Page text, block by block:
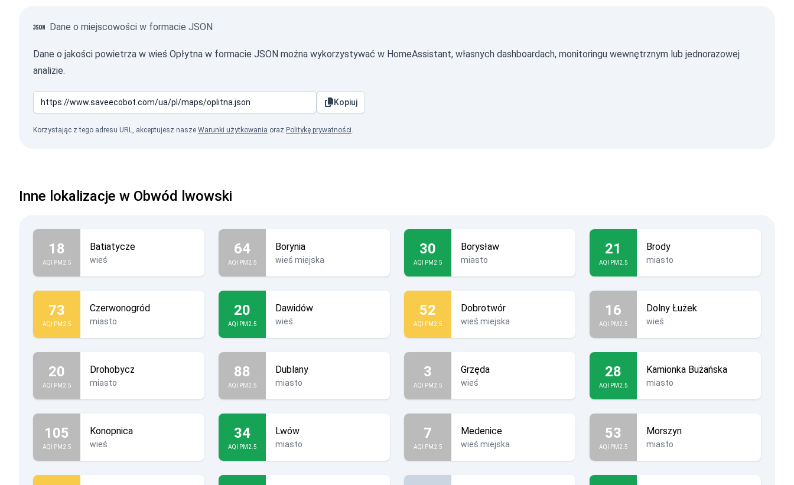
Dane o miejscowości w formacie JSON
Dane o jakości powietrza w wieś Opłytna w formacie JSON można wykorzystywać w HomeAssistant, własnych dashboardach, monitoringu wewnętrznym lub jednorazowej
analizie.
Kopiuj
Korzystając z tego adresu URL, akceptujesz nasze Warunki użytkowania oraz Politykę prywatności.
Inne lokalizacje w Obwód lwowski
18
AQI PM2.5
Batiatycze
wieś
64
AQI PM2.5
Borynia
wieś miejska
30
AQI PM2.5
Borysław
miasto
21
AQI PM2.5
Brody
miasto
73
AQI PM2.5
Czerwonogród
miasto
20
AQI PM2.5
Dawidów
wieś
52
AQI PM2.5
Dobrotwór
wieś miejska
16
AQI PM2.5
Dolny Łużek
wieś
20
AQI PM2.5
Drohobycz
miasto
88
AQI PM2.5
Dublany
miasto
3
AQI PM2.5
Grzęda
wieś
28
AQI PM2.5
Kamionka Bużańska
miasto
105
AQI PM2.5
Konopnica
wieś
34
AQI PM2.5
Lwów
miasto
7
AQI PM2.5
Medenice
wieś miejska
53
AQI PM2.5
Morszyn
miasto